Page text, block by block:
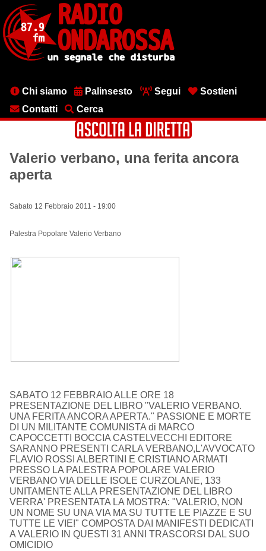
contenuto
principale
MenuChi siamo Palinsesto Segui
Sostieni
Contatti
Cerca
Valerio verbano, una ferita ancora
aperta
Sabato 12 Febbraio 2011 - 19:00
Palestra Popolare Valerio Verbano
SABATO 12 FEBBRAIO ALLE ORE 18
PRESENTAZIONE DEL LIBRO "VALERIO VERBANO.
UNA FERITA ANCORA APERTA." PASSIONE E MORTE
DI UN MILITANTE COMUNISTA di MARCO
CAPOCCETTI BOCCIA CASTELVECCHI EDITORE
SARANNO PRESENTI CARLA VERBANO,L'AVVOCATO
FLAVIO ROSSI ALBERTINI E CRISTIANO ARMATI
PRESSO LA PALESTRA POPOLARE VALERIO
VERBANO VIA DELLE ISOLE CURZOLANE, 133
UNITAMENTE ALLA PRESENTAZIONE DEL LIBRO
VERRA' PRESENTATA LA MOSTRA: "VALERIO, NON
UN NOME SU UNA VIA MA SU TUTTE LE PIAZZE E SU
TUTTE LE VIE!" COMPOSTA DAI MANIFESTI DEDICATI
A VALERIO IN QUESTI 31 ANNI TRASCORSI DAL SUO
OMICIDIO